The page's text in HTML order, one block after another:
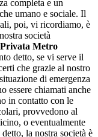
completa e un
umano e sociale. Il
poi, vi ricordiamo, è
società
Metro
detto, se vi serve il
che grazie al nostro
di emergenza
essere chiamati anche
in contatto con le
provvedono al
o eventualmente
la nostra società è